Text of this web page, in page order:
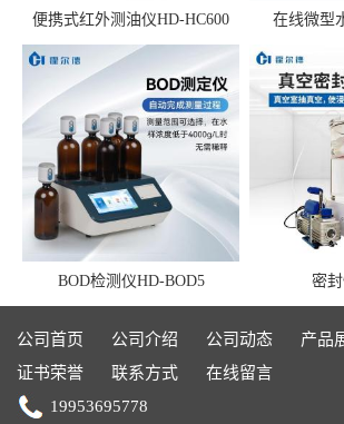
便携式红外测油仪HD-HC600 在线微型
BOD检测仪HD-BOD5 密
公司首页 公司介绍 公司动态
产品
证书荣誉
联系方式
在线留言
19953695778